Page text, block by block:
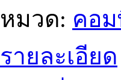
หมวด: คอม
รายละเอียด